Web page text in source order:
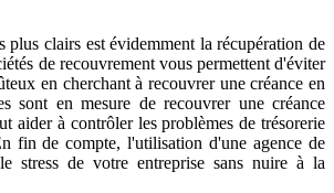
plus clairs est évidemment la récupération de
de recouvrement vous permettent d'éviter
en cherchant à recouvrer une créance en
sont en mesure de recouvrer une créance
aider à contrôler les problèmes de trésorerie
fin de compte, l'utilisation d'une agence de
stress de votre entreprise sans nuire à la